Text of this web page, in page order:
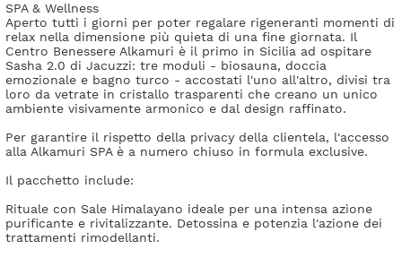
SPA & Wellness
Aperto tutti i giorni per poter regalare rigeneranti momenti di
relax nella dimensione più quieta di una fine giornata. Il
Centro Benessere Alkamuri è il primo in Sicilia ad ospitare
Sasha 2.0 di Jacuzzi: tre moduli - biosauna, doccia
emozionale e bagno turco - accostati l'uno all'altro, divisi tra
loro da vetrate in cristallo trasparenti che creano un unico
ambiente visivamente armonico e dal design raffinato.
Per garantire il rispetto della privacy della clientela, l'accesso
alla Alkamuri SPA è a numero chiuso in formula exclusive.
Il pacchetto include:
Rituale con Sale Himalayano ideale per una intensa azione
purificante e rivitalizzante. Detossina e potenzia l'azione dei
trattamenti rimodellanti.